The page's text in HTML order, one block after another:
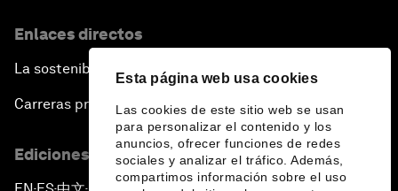
Esta página web usa cookies
Las cookies de este sitio web se usan
para personalizar el contenido y los
anuncios, ofrecer funciones de redes
sociales y analizar el tráfico. Además,
compartimos información sobre el uso
Enlaces directos
La sostenibilidad en el Foro
Carreras profesionales
Ediciones en otros idiomas
▪ ▪ ▪